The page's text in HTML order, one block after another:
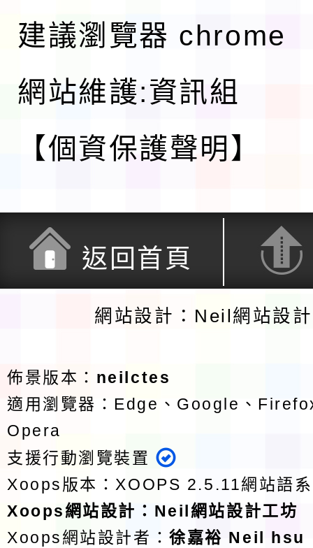
建議瀏覽器 chrome
網站維護:資訊組
【個資保護聲明】
返回首頁
網站設計：Neil網站設
佈景版本： neilctes
適用瀏覽器：Edge、Google、
Opera
支援行動瀏覽裝置
Xoops版本：XOOPS 2.5.11網站語
Xoops網站設計 ： Neil網站設計工坊
Xoops網站設計者：徐嘉裕 Neil hsu